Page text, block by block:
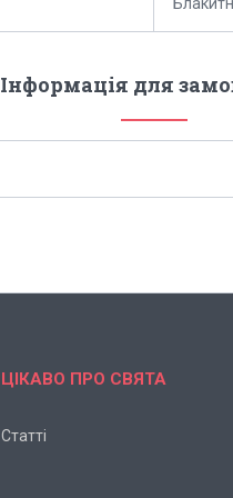
Інформація для
ЦІКАВО ПРО СВЯТА
Статті